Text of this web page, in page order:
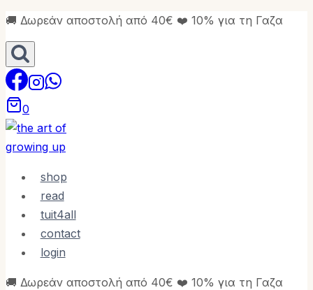
Skip
to
content
🚚 Δωρεάν αποστολή από 40€ ❤️ 10% για τη Γαζα
0
shop
read
tuit4all
contact
login
🚚 Δωρεάν αποστολή από 40€ ❤️ 10% για τη Γαζα